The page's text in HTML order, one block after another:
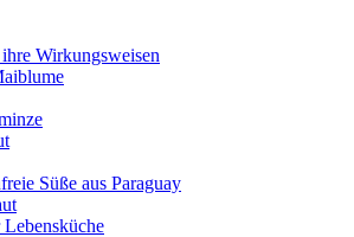
Wirkungsweisen
Süße aus Paraguay